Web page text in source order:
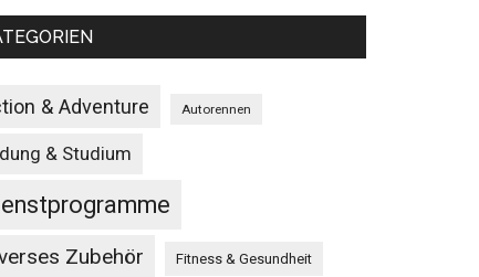
& Adventure Autorennen
& Studium
Zubehör Fitness & Gesundheit